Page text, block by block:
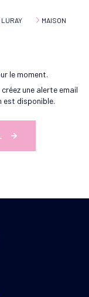
LURAY
MAISON
le moment.
une alerte email
est disponible.